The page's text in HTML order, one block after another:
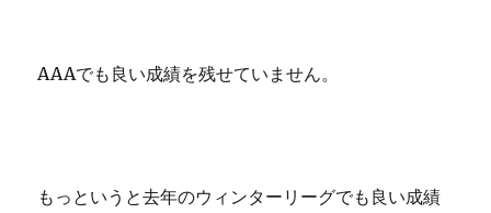
AAAでも良い成績を残せていません。
もっというと去年のウィンターリーグでも良い成績